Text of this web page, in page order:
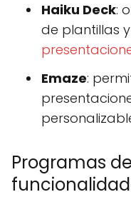
Haiku Deck:
de plantillas
Emaze:
Programas